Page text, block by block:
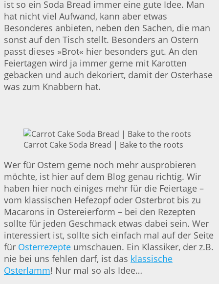
ist so ein Soda Bread immer eine gute Idee. Man
hat nicht viel Aufwand, kann aber etwas
Besonderes anbieten, neben den Sachen, die man
sonst auf den Tisch stellt. Besonders an Ostern
passt dieses »Brot« hier besonders gut. An den
Feiertagen wird ja immer gerne mit Karotten
gebacken und auch dekoriert, damit der Osterhase
was zum Knabbern hat.
Carrot Cake Soda Bread | Bake to the roots
Wer für Ostern gerne noch mehr ausprobieren
möchte, ist hier auf dem Blog genau richtig. Wir
haben hier noch einiges mehr für die Feiertage –
vom klassischen Hefezopf oder Osterbrot bis zu
Macarons in Ostereierform – bei den Rezepten
sollte für jeden Geschmack etwas dabei sein. Wer
interessiert ist, sollte sich einfach mal auf der Seite
für Osterrezepte umschauen. Ein Klassiker, der z.B.
nie bei uns fehlen darf, ist das klassische
Osterlamm! Nur mal so als Idee…